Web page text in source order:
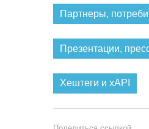
Партнеры,
Презентации,
Хештеги и xAPI